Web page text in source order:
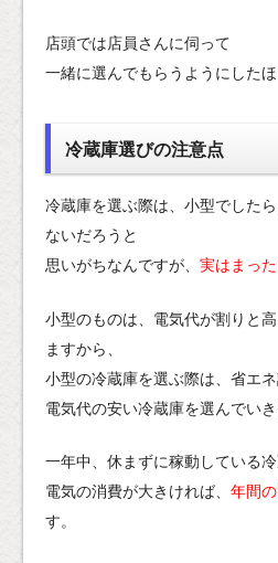
店頭では店員さんに伺って
一緒に選んでもらうようにしたほ
冷蔵庫選びの注意点
冷蔵庫を選ぶ際は、小型でした
ないだろうと
思いがちなんですが、 実はまっ
小型のものは、電気代が割りと
ますから、
小型の冷蔵庫を選ぶ際は、省エ
電気代の安い冷蔵庫を選んでいき
一年中、休まずに稼動している冷
電気の消費が大きければ、 年間
す。